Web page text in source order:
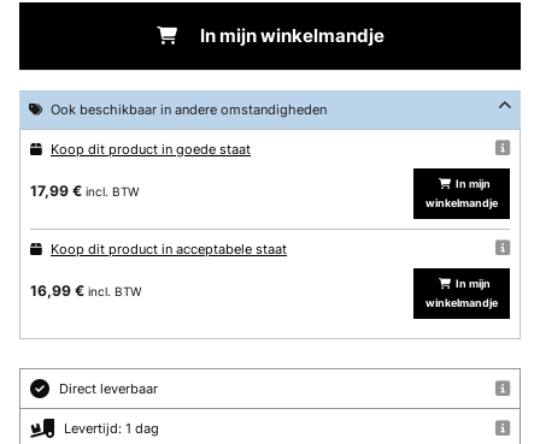
In mijn winkelmandje
Ook beschikbaar in andere omstandigheden
Koop dit product in goede staat
17,99 € incl. BTW
In mijn
winkelmandje
Koop dit product in acceptabele staat
16,99 € incl. BTW
In mijn
winkelmandje
Direct leverbaar
Levertijd: 1 dag